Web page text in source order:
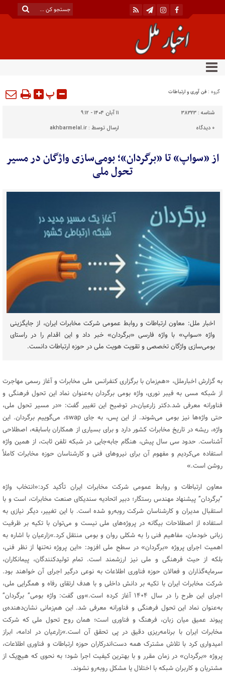
گروه : فن آوری و ارتباطات پ
شناسه : 38323
۱۱ آبان ۱۴۰۴ - ۹:۱۲
0 دیدگاه ارسال توسط :akhbarmelal.ir
از «سواپ» تا «برگردان»؛ بومی‌سازی واژگان در مسیر
تحول ملی
اخبار ملل: معاون ارتباطات و روابط عمومی شرکت مخابرات ایران، از جایگزینی
واژه «سواپ» با واژه فارسی «برگردان» خبر داد و این اقدام را در راستای
بومی‌سازی واژگان تخصصی و تقویت هویت ملی در حوزه ارتباطات دانست.
به گزارش اخبارملل، «هم‌زمان با برگزاری کنفرانس ملی مخابرات و آغاز رسمی مهاجرت
از شبکه مسی به فیبر نوری، واژه بومی برگردان به‌عنوان نماد این تحول فرهنگی و
فناورانه معرفی شد.دکتر زارعیان،در توضیح این تغییر گفت: «در مسیر تحول ملی،
حتی واژه‌ها نیز بومی می‌شوند. از این پس، به جای swap، می‌گوییم برگردان. این
واژه، ریشه در تاریخ مخابرات کشور دارد و برای بسیاری از همکاران باسابقه، اصطلاحی
آشناست. حدود سی سال پیش، هنگام جابه‌جایی در شبکه تلفن ثابت، از همین واژه
استفاده می‌کردیم و مفهوم آن برای نیروهای فنی و کارشناسان حوزه مخابرات کاملاً
روشن است.»
معاون ارتباطات و روابط عمومی شرکت مخابرات ایران تأکید کرد:«انتخاب واژه
“برگردان” پیشنهاد مهندس رستگار؛ دبیر اتحادیه سندیکای صنعت مخابرات، است و با
استقبال مدیران و کارشناسان شرکت روبه‌رو شده است. با این تغییر، دیگر نیازی به
استفاده از اصطلاحات بیگانه در پروژه‌های ملی نیست و می‌توان با تکیه بر ظرفیت
زبانی خودمان، مفاهیم فنی را به شکلی روان و بومی منتقل کرد.»زارعیان با اشاره به
اهمیت اجرای پروژه «برگردان» در سطح ملی افزود: «این پروژه نه‌تنها از نظر فنی،
بلکه از حیث فرهنگی و ملی نیز ارزشمند است. تمام تولیدکنندگان، پیمانکاران،
سرمایه‌گذاران و فعالان حوزه فناوری اطلاعات به نوعی درگیر اجرای آن خواهند بود.
شرکت مخابرات ایران با تکیه بر دانش داخلی و با هدف ارتقای رفاه و همگرایی ملی،
اجرای این طرح را در سال ۱۴۰۴ آغاز کرده است.»وی گفت: واژه بومی” برگردان”
به‌عنوان نماد این تحول فرهنگی و فناورانه معرفی شد. این هم‌زمانی نشان‌دهنده‌ی
پیوند عمیق میان زبان، فرهنگ و فناوری است؛ همان روح تحول ملی که شرکت
مخابرات ایران با برنامه‌ریزی دقیق در پی تحقق آن است.»زارعیان در ادامه، ابراز
امیدواری کرد با تلاش مشترک همه دست‌اندرکاران حوزه ارتباطات و فناوری اطلاعات،
پروژه «برگردان» در زمان مقرر و با بهترین کیفیت اجرا شود؛ به نحوی که هیچ‌یک از
مشتریان و کاربران شبکه با اختلال یا مشکل روبه‌رو نشوند.